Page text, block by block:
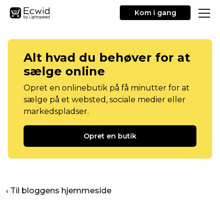
Kom i gang
Alt hvad du behøver for at
sælge online
Opret en onlinebutik på få minutter for at
sælge på et websted, sociale medier eller
markedspladser.
Opret en butik
‹ Til bloggens hjemmeside